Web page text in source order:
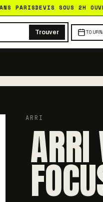
PARISDEVIS SOUS 2H
Trouver
ARRI